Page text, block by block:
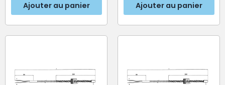
Ajouter au panier Ajouter au panier